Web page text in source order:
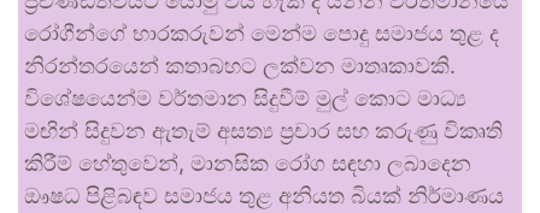
රෝගීන්ගේ භාරකරුවන් මෙන්ම පොදු සමාජය තුළ ද
නිරන්තරයෙන් කතාබහට ලක්වන මාතෘකාවකි.
විශේෂයෙන්ම වර්තමාන සිදුවීම් මුල් කොට මාධ්‍ය
මඟින් සිදුවන ඇතැම් අසත්‍ය ප්‍රචාර සහ කරුණු විකෘති
කිරීම් හේතුවෙන්, මානසික රෝග සඳහා ලබාදෙන
ඖෂධ පිළිබඳව සමාජය තුළ අනියත බියක් නිර්මාණය